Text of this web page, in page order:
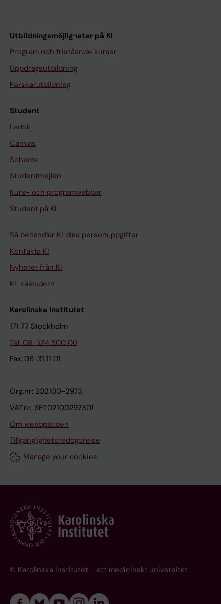
Utbildningsmöjligheter på KI
Program och fristående kurser
Uppdragsutbildning
Forskarutbildning
Student
Ladok
Canvas
Schema
Studentmejlen
Kurs- och programwebbar
Student på KI
Så behandlar KI dina personuppgifter
Kontakta KI
Nyheter från KI
KI-kalendern
Karolinska Institutet
171 77 Stockholm
Tel: 08-524 800 00
Fax: 08-31 11 01
Org.nr: 202100-2973
VAT.nr: SE202100297301
Om webbplatsen
Tillgänglighetsredogörelse
Manage your cookies
© Karolinska Institutet - ett medicinskt universitet